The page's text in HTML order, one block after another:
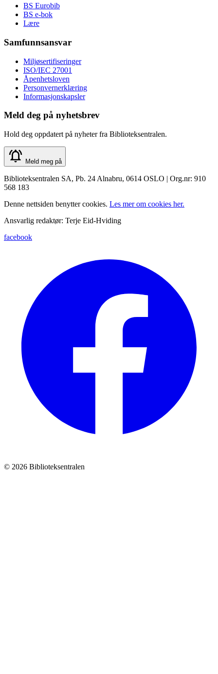
BS Eurobib
BS e-bok
Lære
Samfunnsansvar
Miljøsertifiseringer
ISO/IEC 27001
Åpenhetsloven
Personvernerklæring
Informasjonskapsler
Meld deg på nyhetsbrev
Hold deg oppdatert på nyheter fra Biblioteksentralen.
Meld meg på
Biblioteksentralen SA, Pb. 24 Alnabru, 0614 OSLO | Org.nr: 910
568 183
Denne nettsiden benytter cookies. Les mer om cookies her.
Ansvarlig redaktør: Terje Eid-Hviding
facebook
© 2026 Biblioteksentralen